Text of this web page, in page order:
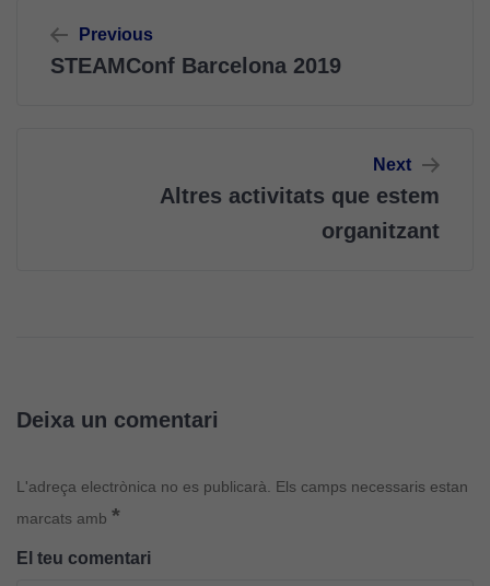
d'entrades
Previous
STEAMConf Barcelona 2019
Next
Altres activitats que estem
organitzant
Deixa un comentari
L'adreça electrònica no es publicarà. Els camps necessaris estan
marcats amb *
El teu comentari